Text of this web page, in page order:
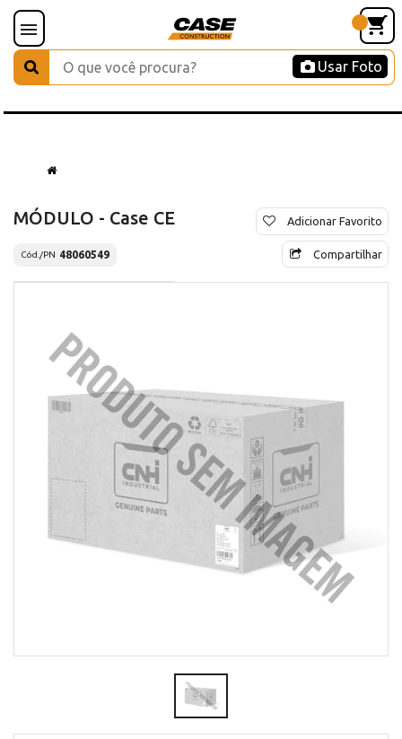
Usar Foto
MÓDULO - Case CE
Cód./PN 48060549
Adicionar Favorito
Compartilhar